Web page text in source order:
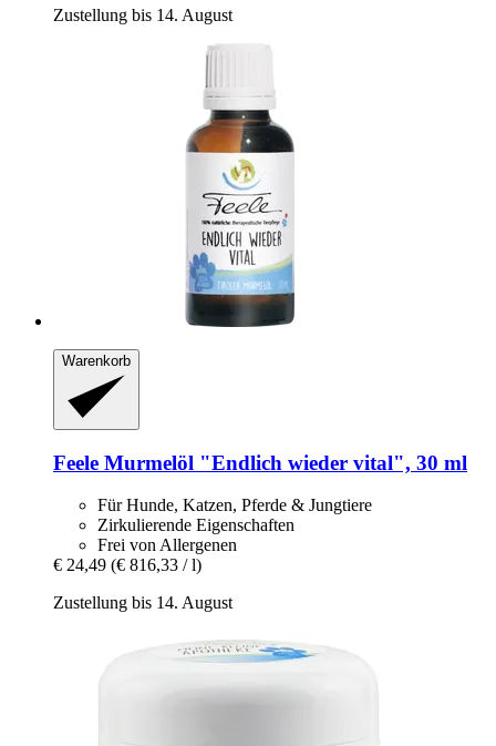
Zustellung bis 14. August
Warenkorb
Feele Murmelöl "Endlich wieder vital", 30 ml
Für Hunde, Katzen, Pferde & Jungtiere
Zirkulierende Eigenschaften
Frei von Allergenen
€ 24,49 (€ 816,33 / l)
Zustellung bis 14. August